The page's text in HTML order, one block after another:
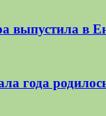
выпустила в
года